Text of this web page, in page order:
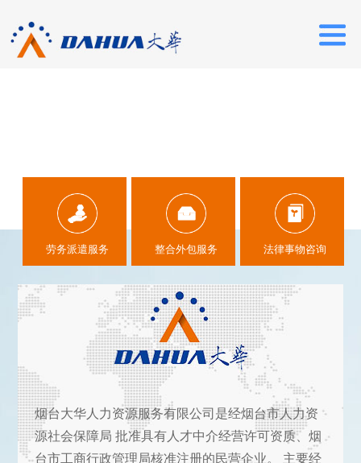
劳务派遣服务 整合外包服务 法律事物咨询
烟台大华人力资源服务有限公司是经烟台市人力资
源社会保障局 批准具有人才中介经营许可资质、烟
台市工商行政管理局核准注册的民营企业。 主要经